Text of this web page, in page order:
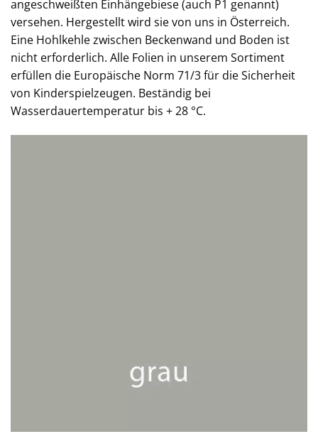
angeschweißten Einhängebiese (auch P1 genannt)
versehen. Hergestellt wird sie von uns in Österreich.
Eine Hohlkehle zwischen Beckenwand und Boden ist
nicht erforderlich. Alle Folien in unserem Sortiment
erfüllen die Europäische Norm 71/3 für die Sicherheit
von Kinderspielzeugen. Beständig bei
Wasserdauertemperatur bis + 28 °C.